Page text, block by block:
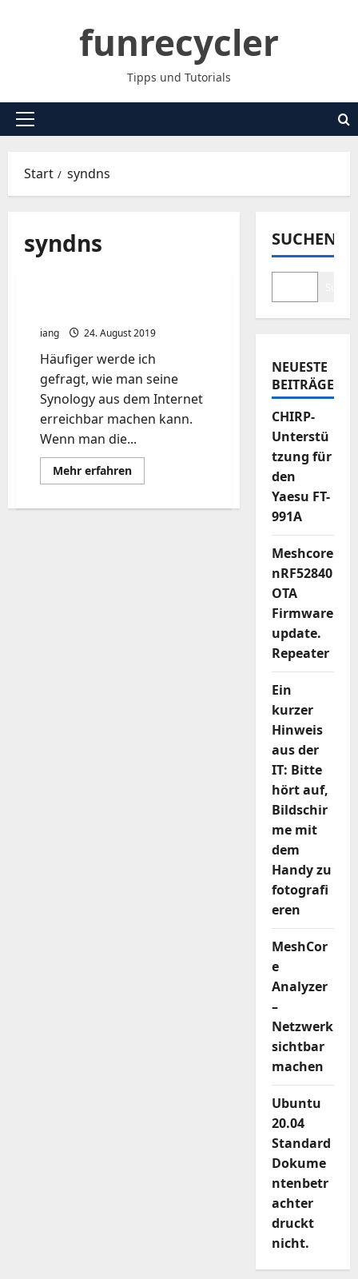
funrecycler
Tipps und Tutorials
Primäres
Start syndns
syndns
iang 24. August 2019
Häufiger werde ich
gefragt, wie man seine
Synology aus dem Internet
erreichbar machen kann.
Wenn man die...
Mehr erfahrenMehr
Informationen
DNS
SUCHEN
NEUESTE
BEITRÄGE
CHIRP-
Unterstü
tzung für
den
Yaesu FT-
991A
Meshcore
nRF52840
OTA
Firmware
update.
Repeater
Ein
kurzer
Hinweis
aus der
IT: Bitte
hört auf,
Bildschir
me mit
dem
Handy zu
fotografi
eren
MeshCor
e
Analyzer
–
Netzwerk
sichtbar
machen
Ubuntu
20.04
Standard
Dokume
ntenbetr
achter
druckt
nicht.